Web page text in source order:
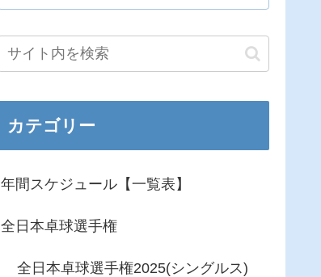
カテゴリー
年間スケジュール【一覧表】
全日本卓球選手権
全日本卓球選手権2025(シングルス)